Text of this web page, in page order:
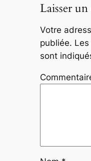
Laisser
Votre
publiée.
sont